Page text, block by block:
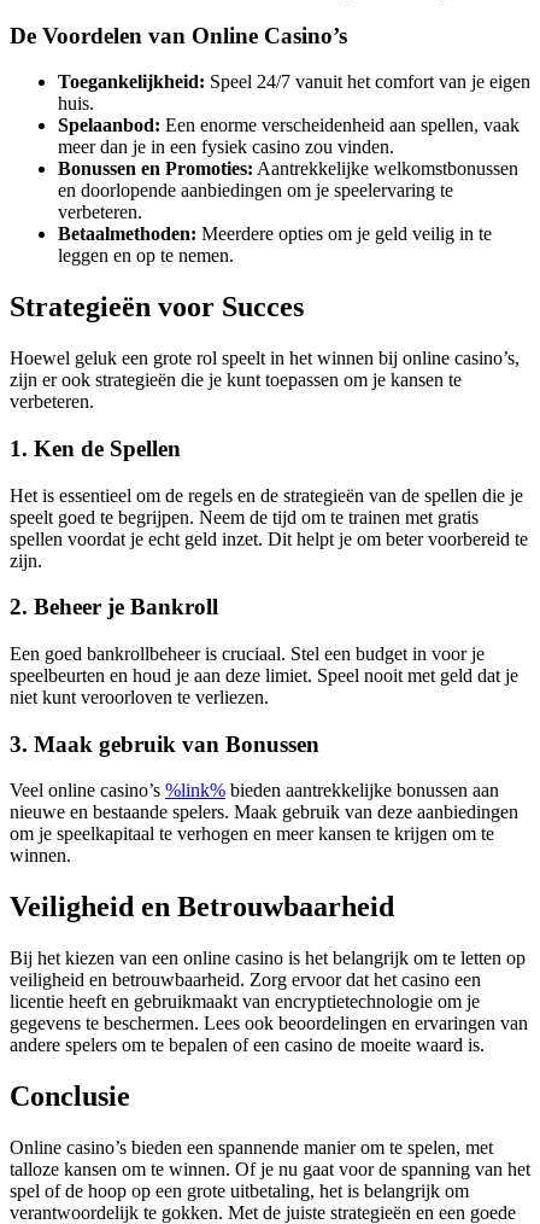
De Voordelen van Online Casino’s
Toegankelijkheid: Speel 24/7 vanuit het comfort van je eigen
huis.
Spelaanbod: Een enorme verscheidenheid aan spellen, vaak
meer dan je in een fysiek casino zou vinden.
Bonussen en Promoties: Aantrekkelijke welkomstbonussen
en doorlopende aanbiedingen om je speelervaring te
verbeteren.
Betaalmethoden: Meerdere opties om je geld veilig in te
leggen en op te nemen.
Strategieën voor Succes
Hoewel geluk een grote rol speelt in het winnen bij online casino’s,
zijn er ook strategieën die je kunt toepassen om je kansen te
verbeteren.
1. Ken de Spellen
Het is essentieel om de regels en de strategieën van de spellen die je
speelt goed te begrijpen. Neem de tijd om te trainen met gratis
spellen voordat je echt geld inzet. Dit helpt je om beter voorbereid te
zijn.
2. Beheer je Bankroll
Een goed bankrollbeheer is cruciaal. Stel een budget in voor je
speelbeurten en houd je aan deze limiet. Speel nooit met geld dat je
niet kunt veroorloven te verliezen.
3. Maak gebruik van Bonussen
Veel online casino’s %link% bieden aantrekkelijke bonussen aan
nieuwe en bestaande spelers. Maak gebruik van deze aanbiedingen
om je speelkapitaal te verhogen en meer kansen te krijgen om te
winnen.
Veiligheid en Betrouwbaarheid
Bij het kiezen van een online casino is het belangrijk om te letten op
veiligheid en betrouwbaarheid. Zorg ervoor dat het casino een
licentie heeft en gebruikmaakt van encryptietechnologie om je
gegevens te beschermen. Lees ook beoordelingen en ervaringen van
andere spelers om te bepalen of een casino de moeite waard is.
Conclusie
Online casino’s bieden een spannende manier om te spelen, met
talloze kansen om te winnen. Of je nu gaat voor de spanning van het
spel of de hoop op een grote uitbetaling, het is belangrijk om
verantwoordelijk te gokken. Met de juiste strategieën en een goede